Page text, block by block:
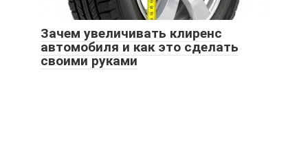
Зачем увеличивать клиренс
автомобиля и как это сделать
своими руками